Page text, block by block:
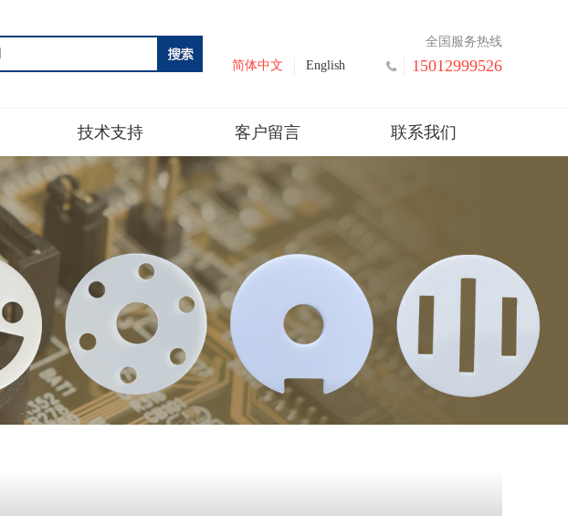
全国服务热线
15012999526
简体中文 English
技术支持 客户留言 联系我们